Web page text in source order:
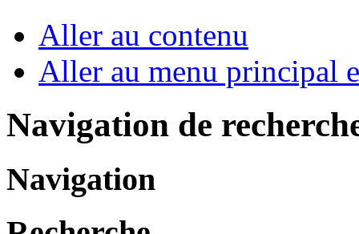
Aller au contenu
Aller au menu principal
Navigation de
Navigation